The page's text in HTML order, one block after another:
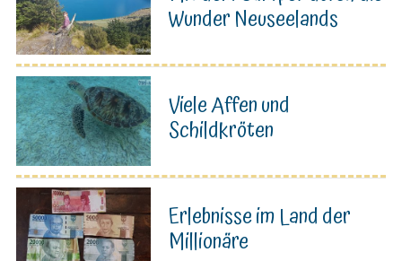
Wunder Neuseelands
Viele Affen und
Schildkröten
Erlebnisse im Land der
Millionäre